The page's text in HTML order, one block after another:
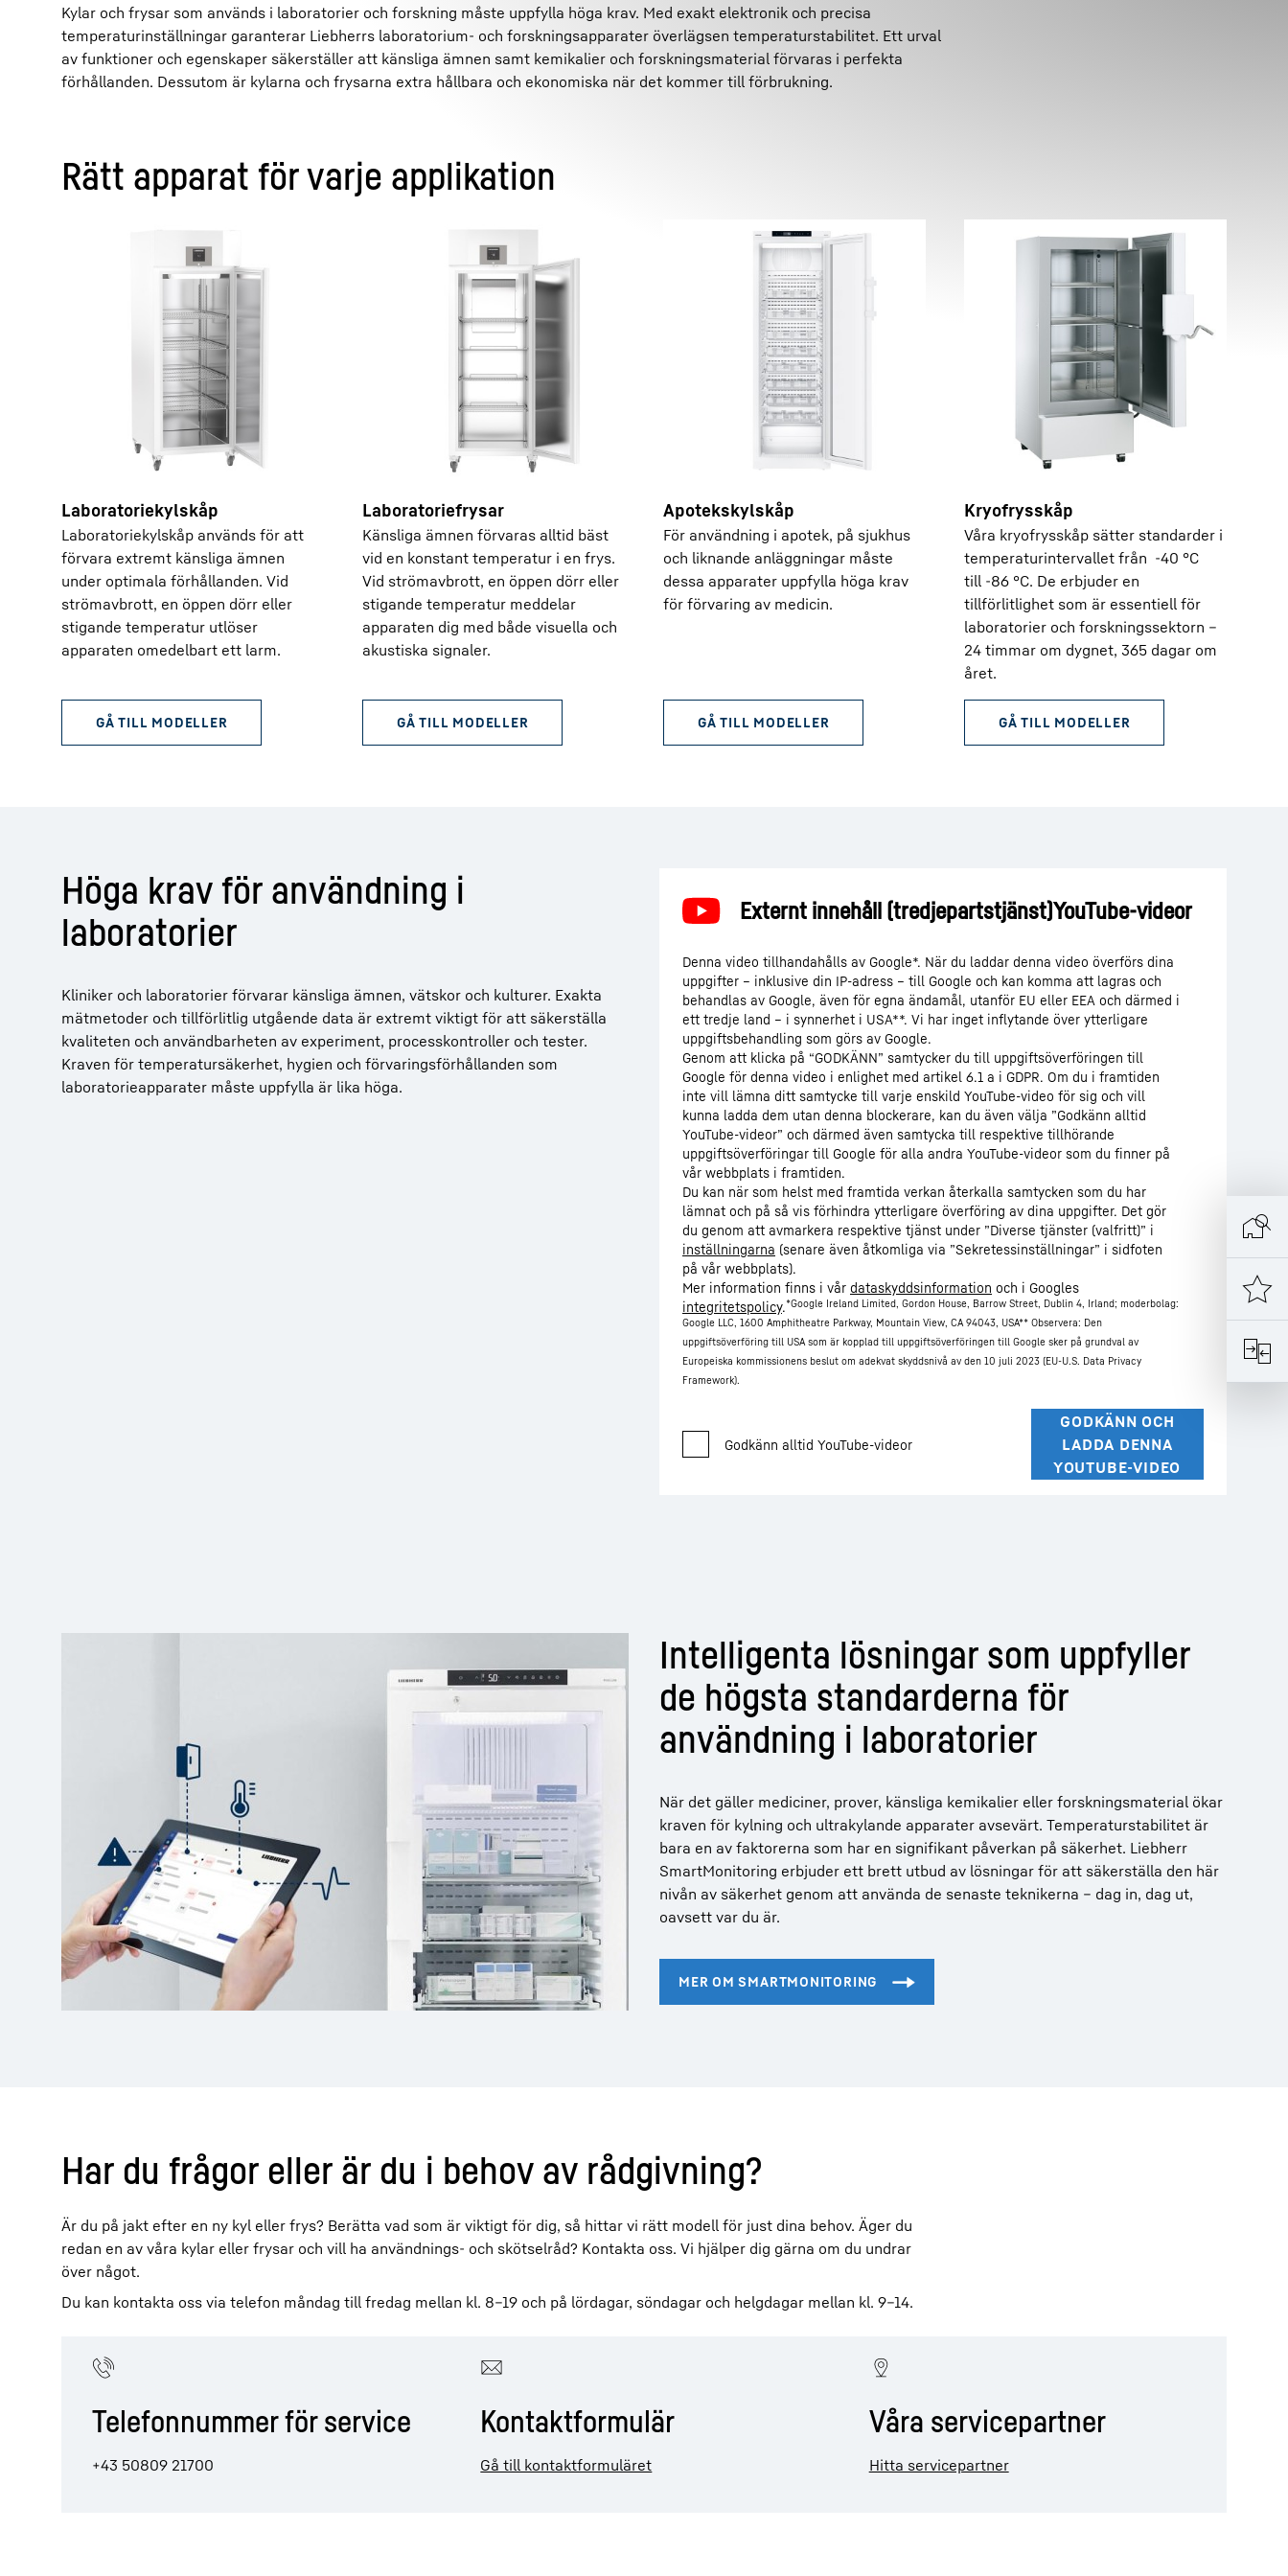
Kylar och frysar som används i laboratorier och forskning måste uppfylla höga krav. Med exakt elektronik och precisa
temperaturinställningar garanterar Liebherrs laboratorium- och forskningsapparater överlägsen temperaturstabilitet. Ett urval
av funktioner och egenskaper säkerställer att känsliga ämnen samt kemikalier och forskningsmaterial förvaras i perfekta
förhållanden. Dessutom är kylarna och frysarna extra hållbara och ekonomiska när det kommer till förbrukning.
Rätt apparat för varje applikation
Laboratoriekylskåp
Laboratoriekylskåp används för att
förvara extremt känsliga ämnen
under optimala förhållanden. Vid
strömavbrott, en öppen dörr eller
stigande temperatur utlöser
apparaten omedelbart ett larm.
Laboratoriefrysar
Känsliga ämnen förvaras alltid bäst
vid en konstant temperatur i en frys.
Vid strömavbrott, en öppen dörr eller
stigande temperatur meddelar
apparaten dig med både visuella och
akustiska signaler.
Apotekskylskåp
För användning i apotek, på sjukhus
och liknande anläggningar måste
dessa apparater uppfylla höga krav
för förvaring av medicin.
Kryofrysskåp
Våra kryofrysskåp sätter standarder i
temperaturintervallet från -40 °C
till -86 °C. De erbjuder en
tillförlitlighet som är essentiell för
laboratorier och forskningssektorn –
24 timmar om dygnet, 365 dagar om
året.
Denna video tillhandahålls av Google*. När du laddar denna video överförs dina
uppgifter – inklusive din IP-adress – till Google och kan komma att lagras och
behandlas av Google, även för egna ändamål, utanför EU eller EEA och därmed i
ett tredje land – i synnerhet i USA**. Vi har inget inflytande över ytterligare
uppgiftsbehandling som görs av Google.
Genom att klicka på “GODKÄNN” samtycker du till uppgiftsöverföringen till
Google för denna video i enlighet med artikel 6.1 a i GDPR. Om du i framtiden
inte vill lämna ditt samtycke till varje enskild YouTube-video för sig och vill
kunna ladda dem utan denna blockerare, kan du även välja ”Godkänn alltid
YouTube-videor” och därmed även samtycka till respektive tillhörande
uppgiftsöverföringar till Google för alla andra YouTube-videor som du finner på
vår webbplats i framtiden.
Du kan när som helst med framtida verkan återkalla samtycken som du har
lämnat och på så vis förhindra ytterligare överföring av dina uppgifter. Det gör
du genom att avmarkera respektive tjänst under ”Diverse tjänster (valfritt)” i
inställningarna (senare även åtkomliga via ”Sekretessinställningar” i sidfoten
på vår webbplats).
Mer information finns i vår dataskyddsinformation och i Googles
integritetspolicy.*Google Ireland Limited, Gordon House, Barrow Street, Dublin 4, Irland; moderbolag:
Google LLC, 1600 Amphitheatre Parkway, Mountain View, CA 94043, USA** Observera: Den
uppgiftsöverföring till USA som är kopplad till uppgiftsöverföringen till Google sker på grundval av
Europeiska kommissionens beslut om adekvat skyddsnivå av den 10 juli 2023 (EU-U.S. Data Privacy
Framework).
Höga krav för användning i
laboratorier
Kliniker och laboratorier förvarar känsliga ämnen, vätskor och kulturer. Exakta
mätmetoder och tillförlitlig utgående data är extremt viktigt för att säkerställa
kvaliteten och användbarheten av experiment, processkontroller och tester.
Kraven för temperatursäkerhet, hygien och förvaringsförhållanden som
laboratorieapparater måste uppfylla är lika höga.
Intelligenta lösningar som uppfyller
de högsta standarderna för
användning i laboratorier
När det gäller mediciner, prover, känsliga kemikalier eller forskningsmaterial ökar
kraven för kylning och ultrakylande apparater avsevärt. Temperaturstabilitet är
bara en av faktorerna som har en signifikant påverkan på säkerhet. Liebherr
SmartMonitoring erbjuder ett brett utbud av lösningar för att säkerställa den här
nivån av säkerhet genom att använda de senaste teknikerna – dag in, dag ut,
oavsett var du är.
Har du frågor eller är du i behov av rådgivning?
Är du på jakt efter en ny kyl eller frys? Berätta vad som är viktigt för dig, så hittar vi rätt modell för just dina behov. Äger du
redan en av våra kylar eller frysar och vill ha användnings- och skötselråd? Kontakta oss. Vi hjälper dig gärna om du undrar
över något.
Du kan kontakta oss via telefon måndag till fredag mellan kl. 8–19 och på lördagar, söndagar och helgdagar mellan kl. 9–14.
Telefonnummer för service
+43 50809 21700
Kontaktformulär
Gå till kontaktformuläret
Våra servicepartner
Hitta servicepartner